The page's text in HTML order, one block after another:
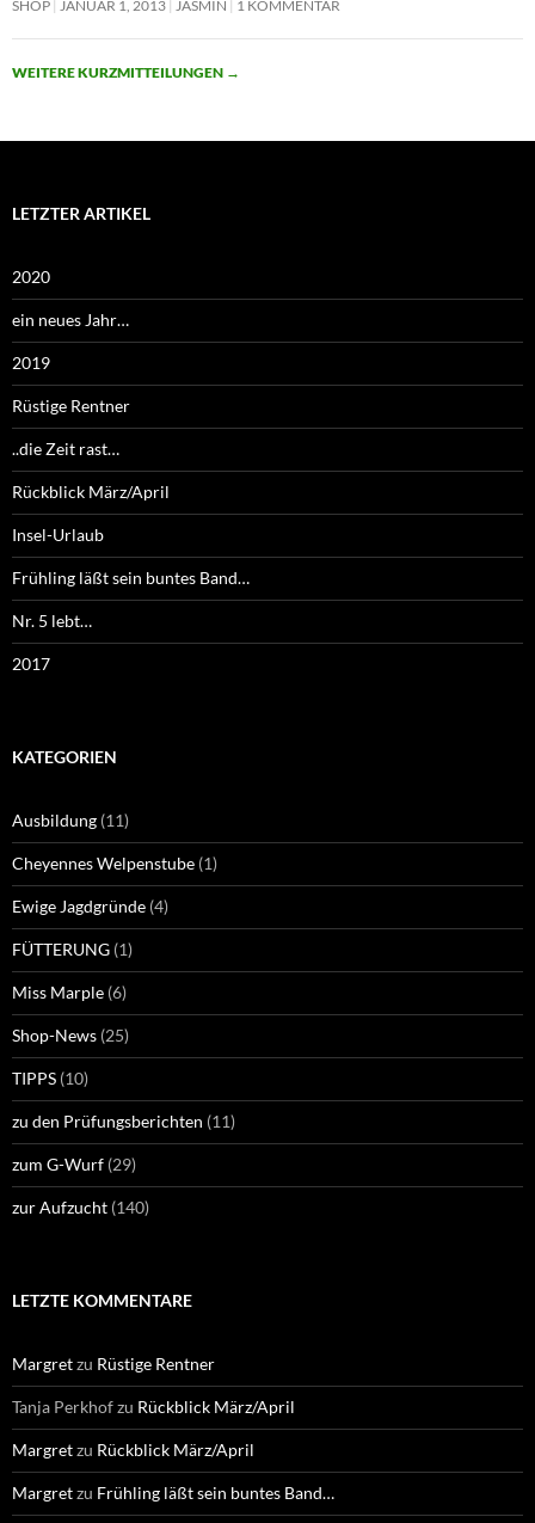
SHOP JANUAR 1, 2013 JASMIN 1 KOMMENTAR
WEITERE KURZMITTEILUNGEN →
LETZTER ARTIKEL
2020
ein neues Jahr…
2019
Rüstige Rentner
..die Zeit rast…
Rückblick März/April
Insel-Urlaub
Frühling läßt sein buntes Band…
Nr. 5 lebt…
2017
KATEGORIEN
Ausbildung (11)
Cheyennes Welpenstube (1)
Ewige Jagdgründe (4)
FÜTTERUNG (1)
Miss Marple (6)
Shop-News (25)
TIPPS (10)
zu den Prüfungsberichten (11)
zum G-Wurf (29)
zur Aufzucht (140)
LETZTE KOMMENTARE
Margretzu Rüstige Rentner
Tanja Perkhofzu Rückblick März/April
Margretzu Rückblick März/April
Margretzu Frühling läßt sein buntes Band…